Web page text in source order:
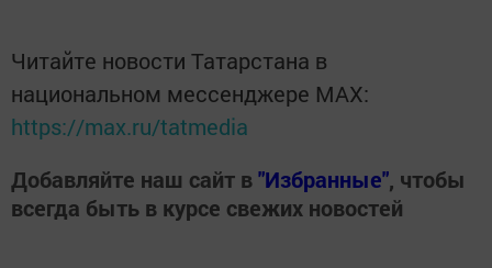
Читайте новости Татарстана в
национальном мессенджере MАХ:
https://max.ru/tatmedia
Добавляйте наш сайт в"Избранные", чтобы
всегда быть в курсе свежих новостей